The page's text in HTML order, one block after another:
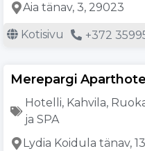
Aia tänav, 3, 29023
Kotisivu +372
Merepargi
Hotelli, Kahvila,
ja SPA
Lydia Koidula tänav,